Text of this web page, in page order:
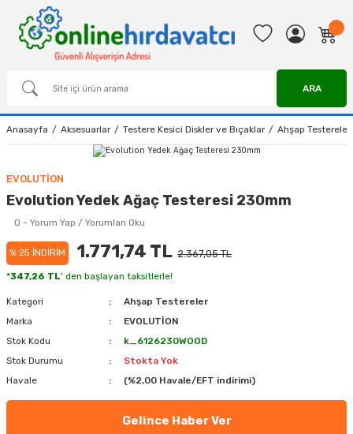
ARA
Anasayfa Aksesuarlar Testere Kesici Diskler ve Bıçaklar Ahşap Testereler
EVOLUTİON
Evolution Yedek Ağaç Testeresi 230mm
0 - Yorum Yap / Yorumları Oku
% 25 İNDİRİM 1.771,74 TL 2.367,05 TL
*347,26 TL' den başlayan taksitlerle!
Kategori
Ahşap Testereler
Marka
EVOLUTİON
Stok Kodu
k_6126230WOOD
Stok Durumu
Stokta Yok
Havale
(%2,00 Havale/EFT indirimi)
Gelince Haber Ver